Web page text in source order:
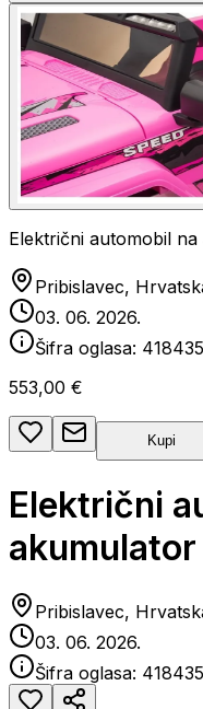
Električni automobil
Pribislavec,
03. 06. 2026.
Šifra oglasa:
553,00 €
Kupi
Električni
Pribislavec,
03. 06. 2026.
Šifra oglasa: